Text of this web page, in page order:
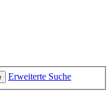
Erweiterte Suche